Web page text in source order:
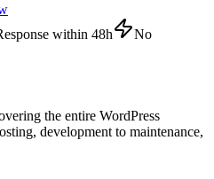
within 48h
No
the entire WordPress
development to maintenance,